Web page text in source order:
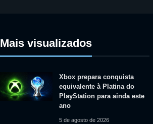
Mais visualizados
Xbox prepara conquista
equivalente à Platina do
PlayStation para ainda este
ano
5 de agosto de 2026